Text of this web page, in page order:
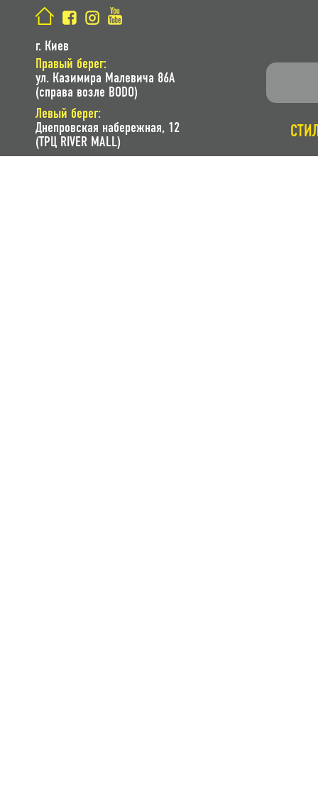
г. Киев
Правый берег:
ул. Казимира Малевича 86A
(справа возле BODO)
Левый берег:
Днепровская набережная, 12
(ТРЦ RIVER MALL)